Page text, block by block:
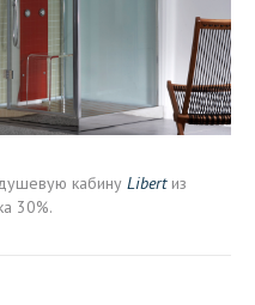
кабину Libert из
30%.